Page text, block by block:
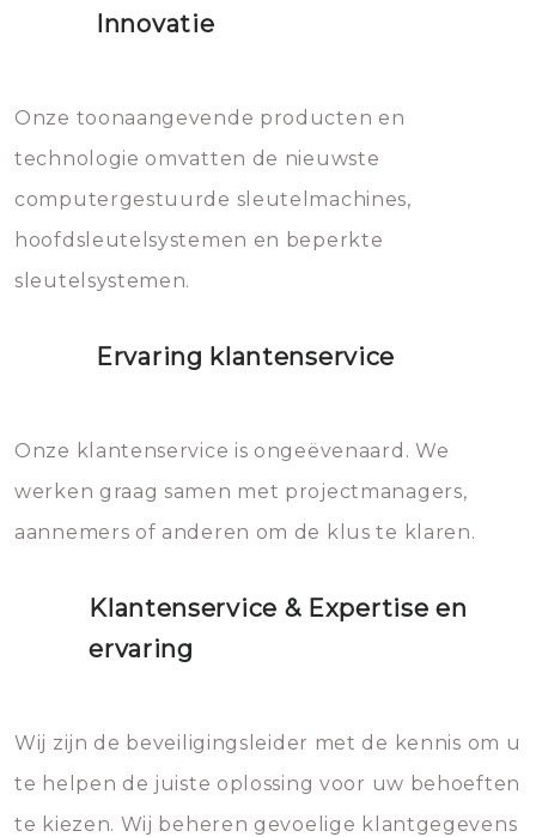
geheel vervangen moet worden.
mee, die u gemakkelijk kunt
vermijden.
Innovatie
Onze toonaangevende producten en
technologie omvatten de nieuwste
computergestuurde sleutelmachines,
hoofdsleutelsystemen en beperkte
sleutelsystemen.
Ervaring klantenservice
Onze klantenservice is ongeëvenaard. We
werken graag samen met projectmanagers,
aannemers of anderen om de klus te klaren.
Klantenservice & Expertise en
ervaring
Wij zijn de beveiligingsleider met de kennis om u
te helpen de juiste oplossing voor uw behoeften
te kiezen. Wij beheren gevoelige klantgegevens